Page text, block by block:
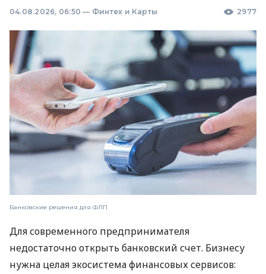
04.08.2026, 06:50 — Финтех и Карты 2977
Банковские решения для ФЛП
Для современного предпринимателя
недостаточно открыть банковский счет. Бизнесу
нужна целая экосистема финансовых сервисов: